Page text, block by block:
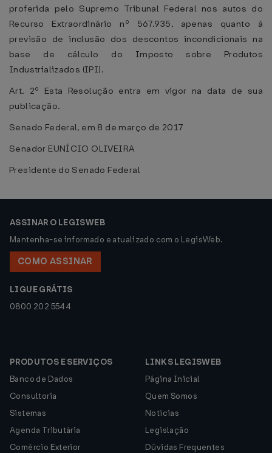
proferida pelo Supremo Tribunal Federal nos autos do
Recurso Extraordinário nº 567.935, apenas quanto à
previsão de inclusão dos descontos incondicionais na
base de cálculo do Imposto sobre Produtos
Industrializados (IPI).
Art. 2º Esta Resolução entra em vigor na data de sua
publicação.
Senado Federal, em 8 de março de 2017
Senador EUNÍCIO OLIVEIRA
Presidente do Senado Federal
ASSINAR O LEGISWEB
Mantenha-se informado e atualizado com o LegisWeb.
COMO ASSINAR
LIGUE GRÁTIS
0800 202 5544
PRODUTOS E SERVIÇOS
Banco de Dados
Consultoria
Sistemas
Agenda Tributária
Comércio Exterior
LINKS LEGISWEB
Página Inicial
Quem Somos
Notícias
Legislação
Dúvidas Frequentes